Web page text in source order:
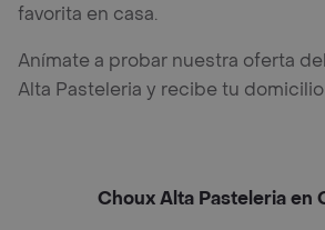
favorita en casa.
Anímate a probar nuestra oferta
Alta Pasteleria y recibe tu
Choux Alta Pasteleria en